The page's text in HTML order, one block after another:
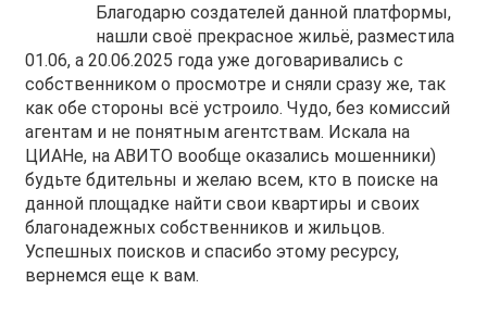
Благодарю создателей данной платформы,
нашли своё прекрасное жильё, разместила
01.06, а 20.06.2025 года уже договаривались с
собственником о просмотре и сняли сразу же, так
как обе стороны всё устроило. Чудо, без комиссий
агентам и не понятным агентствам. Искала на
ЦИАНе, на АВИТО вообще оказались мошенники)
будьте бдительны и желаю всем, кто в поиске на
данной площадке найти свои квартиры и своих
благонадежных собственников и жильцов.
Успешных поисков и спасибо этому ресурсу,
вернемся еще к вам.